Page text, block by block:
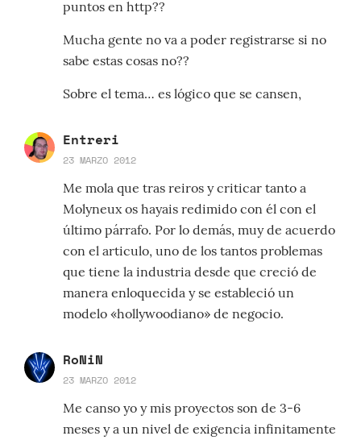
puntos en http??
Mucha gente no va a poder registrarse si no
sabe estas cosas no??
Sobre el tema… es lógico que se cansen,
Entreri
23 MARZO 2012
Me mola que tras reiros y criticar tanto a
Molyneux os hayais redimido con él con el
último párrafo. Por lo demás, muy de acuerdo
con el articulo, uno de los tantos problemas
que tiene la industria desde que creció de
manera enloquecida y se estableció un
modelo «hollywoodiano» de negocio.
RoNiN
23 MARZO 2012
Me canso yo y mis proyectos son de 3-6
meses y a un nivel de exigencia infinitamente